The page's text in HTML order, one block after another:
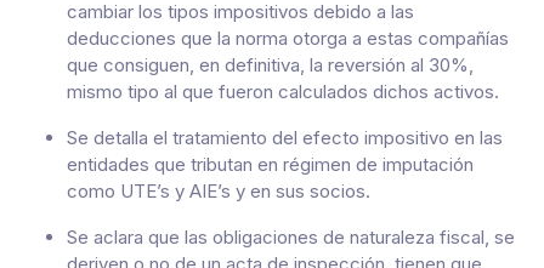
cambiar los tipos impositivos debido a las
deducciones que la norma otorga a estas compañías
que consiguen, en definitiva, la reversión al 30%,
mismo tipo al que fueron calculados dichos activos.
Se detalla el tratamiento del efecto impositivo en las
entidades que tributan en régimen de imputación
como UTE’s y AIE’s y en sus socios.
Se aclara que las obligaciones de naturaleza fiscal, se